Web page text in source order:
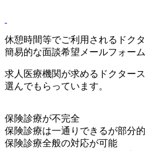
休憩時間等でご利用されるドク
簡易的な面談希望メールフォー
求人医療機関が求めるドクター
選んでもらっています。
保険診療が不完全
保険診療は一通りできるが部分
保険診療全般の対応が可能